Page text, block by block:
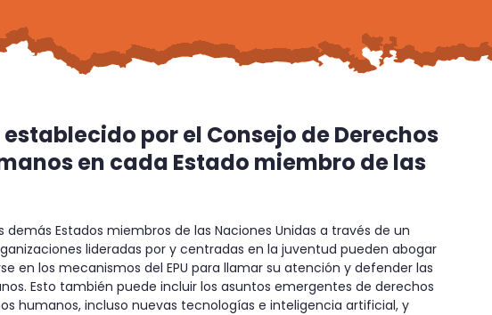
por el Consejo de Derechos
en cada Estado miembro de las
Estados miembros de las Naciones Unidas a través de un
lideradas por y centradas en la juventud pueden abogar
los mecanismos del EPU para llamar su atención y defender las
Esto también puede incluir los asuntos emergentes de derechos
humanos, incluso nuevas tecnologías e inteligencia artificial, y